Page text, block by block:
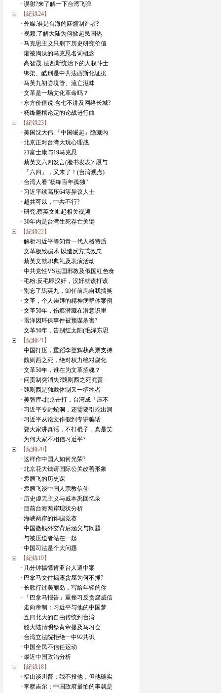
· 误射?来了解一下台湾飞弹
【紀錄24】
· 外媒:谁是台海的麻烦制造者?
· 视频:了解大陆为何掀起民国热
· 马克思主义只剩下历史研究价值
· 渐被淘汰的马克思名词概念
· 高智晟-法西斯统治下的人权斗士
· 绑架、酷刑是中共法西斯化证据
· 马英九初尝境管、流亡滋味
· 文革是一场文化革命吗？
· 东方价值说:含七不讲及网络长城?
· 杨绛盖棺论定的论战进行曲
【紀錄23】
· 美国沈大伟:「中国崛起」隐藏内
· 北京正对台湾大玩心理战
· 21富士康与19马克思
· 蔡英文六四发言(脸书发表): 愿与
· 「六四」，又来了！(台湾观点)
· 台湾人看”杨绛百年孤独”
· 习近平续高压64等异议人士
· 越共可以，中共不行?
· 研究:蔡英文崛起相关视频
· 30年内是台湾生死存亡关键
【紀錄22】
· 解析习近平等知青一代人格特质
· 文革极致骗术:以造反方式效忠
· 蔡英文就职典礼及表演活动
· 中共党性VS法国邪教及俄国紅色食
· 毛粉:反毛即汉奸，汉奸就该打该
· 別忘了馬英九，卸任前馬自我搞笑
· 文革，个人崇拜的精神病群体案例
· 文革50年，伤痕潜藏在潜意识里
· 雷洋因环保事件被预谋杀害?
· 文革50年，告别红太阳(毛泽东思
【紀錄21】
· 中国打压，重蹈李登辉获高票支持
· 魏则西之死，绝对权力绝对腐化
· 文革50年，谁在为文革招魂？
· 问责制突消失?魏则西之死究责
· 魏则西是独裁体制又一牺牲者
· 美智库-北京击打，台湾成「压不
· 习近平专封蛇洞，还需要引蛇出洞
· 习近平从论文作假到专讲骗话
· 要大家讲真话，不打棍子，真是笑
· 为何大家不相信习近平?
【紀錄20】
· 这样作中国人如何光荣?
· 北京花大钱请国际公关改善形象
· 袁腾飞的历史课
· 袁腾飞谈中国人宗教信仰
· 历史虚无主义与戚本禹回忆录
· 目前台海两岸现状分析
· 海峡两岸的诈骗竞赛
· 中国撒钱外交背后涵义与问题
· 与被压迫者站在一起
· 中国司法是个大问题
【紀錄19】
· 几分钟搞懂肯亚台人遣中案
· 巴拿马文件揭露贪腐为何不抓?
· 长歌行过美丽岛，写给年轻的你
· 「巴拿马报告」重挫习反贪腐威信
· 走向帝制：习近平与他的中国梦
· 五四北大的自由传统到台湾
· 驳大陆清明祭黄帝提及马习会
· 台湾立法院拒绝一中92共识
· 中国全民不信任运动
· 最近中国政治分析
【紀錄18】
· 福山谈川普：我不投他，但他确实
· 李察吉尔：中国政府最怕的事就是